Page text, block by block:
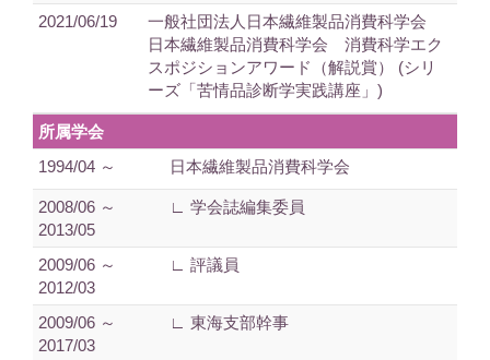
2021/06/19
一般社団法人日本繊維製品消費科学会
日本繊維製品消費科学会 消費科学エク
スポジションアワード（解説賞） (シリ
ーズ「苦情品診断学実践講座」)
所属学会
1994/04 ～
日本繊維製品消費科学会
2008/06 ～
2013/05
∟ 学会誌編集委員
2009/06 ～
2012/03
∟ 評議員
2009/06 ～
2017/03
∟ 東海支部幹事